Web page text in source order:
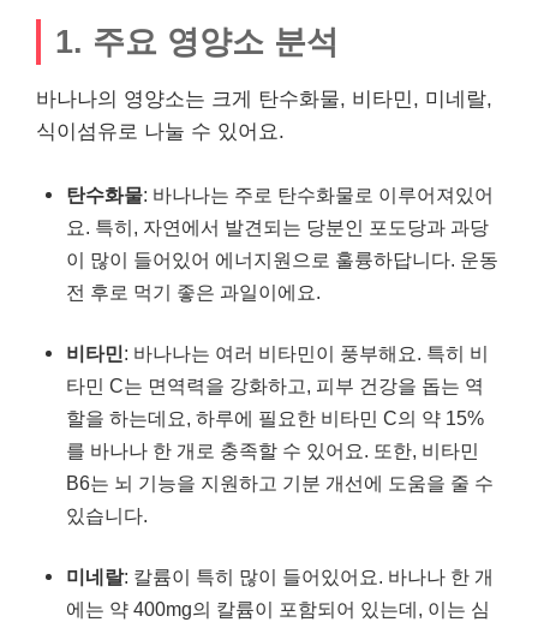
1. 주요 영양소 분석
바나나의 영양소는 크게 탄수화물, 비타민, 미네랄,
식이섬유로 나눌 수 있어요.
탄수화물: 바나나는 주로 탄수화물로 이루어져있어
요. 특히, 자연에서 발견되는 당분인 포도당과 과당
이 많이 들어있어 에너지원으로 훌륭하답니다. 운동
전 후로 먹기 좋은 과일이에요.
비타민: 바나나는 여러 비타민이 풍부해요. 특히 비
타민 C는 면역력을 강화하고, 피부 건강을 돕는 역
할을 하는데요, 하루에 필요한 비타민 C의 약 15%
를 바나나 한 개로 충족할 수 있어요. 또한, 비타민
B6는 뇌 기능을 지원하고 기분 개선에 도움을 줄 수
있습니다.
미네랄: 칼륨이 특히 많이 들어있어요. 바나나 한 개
에는 약 400mg의 칼륨이 포함되어 있는데, 이는 심